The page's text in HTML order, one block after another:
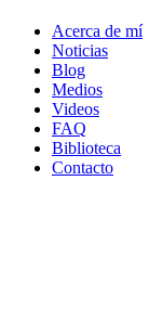
Acerca de mí
Noticias
Blog
Medios
Videos
FAQ
Biblioteca
Contacto